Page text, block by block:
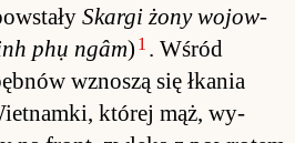
Skargi żony wo­jow­
phụ ngâm) 1 . Wśród
wznoszą się łka­nia
której mąż, wy­